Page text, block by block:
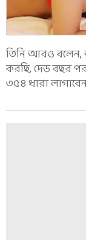
তিনি আরও
করছি, দেড় বছর
৩৫৪ ধারা